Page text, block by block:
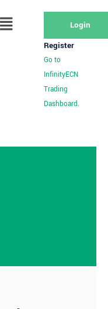
Login
Register
Go to
InfinityECN
Trading
Dashboard.